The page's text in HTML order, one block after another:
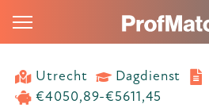
Utrecht Dagdienst
€4050,89-€5611,45